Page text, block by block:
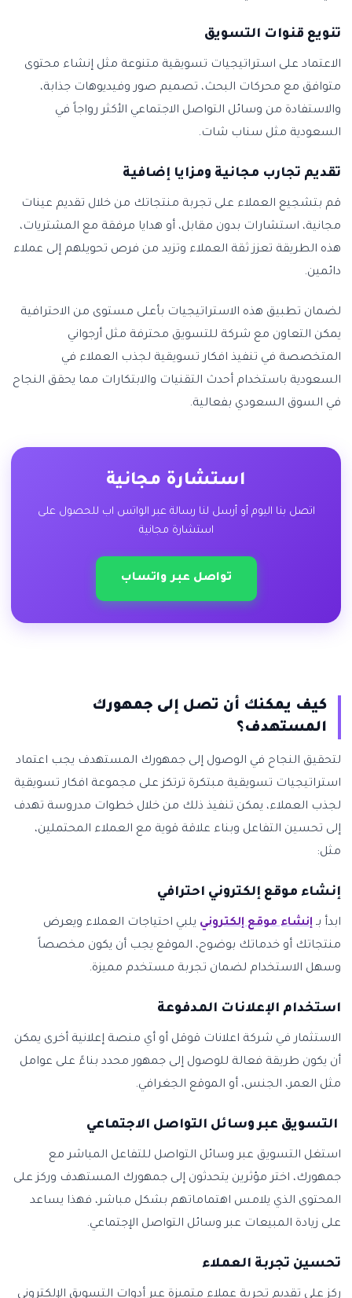
تنويع قنوات التسويق
الاعتماد على استراتيجيات تسويقية متنوعة مثل إنشاء محتوى
متوافق مع محركات البحث، تصميم صور وفيديوهات جذابة،
والاستفادة من وسائل التواصل الاجتماعي الأكثر رواجاً في
السعودية مثل سناب شات.
تقديم تجارب مجانية ومزايا إضافية
قم بتشجيع العملاء على تجربة منتجاتك من خلال تقديم عينات
مجانية، استشارات بدون مقابل، أو هدايا مرفقة مع المشتريات،
هذه الطريقة تعزز ثقة العملاء وتزيد من فرص تحويلهم إلى عملاء
دائمين.
لضمان تطبيق هذه الاستراتيجيات بأعلى مستوى من الاحترافية
يمكن التعاون مع شركة للتسويق محترفة مثل أرجواني
المتخصصة في تنفيذ افكار تسويقية لجذب العملاء في
السعودية باستخدام أحدث التقنيات والابتكارات مما يحقق النجاح
في السوق السعودي بفعالية.
استشارة مجانية
اتصل بنا اليوم أو أرسل لنا رسالة عبر الواتس اب للحصول على
استشارة مجانية
تواصل عبر واتساب
كيف يمكنك أن تصل إلى جمهورك
المستهدف؟
لتحقيق النجاح في الوصول إلى جمهورك المستهدف يجب اعتماد
استراتيجيات تسويقية مبتكرة ترتكز على مجموعة افكار تسويقية
لجذب العملاء، يمكن تنفيذ ذلك من خلال خطوات مدروسة تهدف
إلى تحسين التفاعل وبناء علاقة قوية مع العملاء المحتملين،
مثل:
إنشاء موقع إلكتروني احترافي
ابدأ بـ إنشاء موقع إلكتروني يلبي احتياجات العملاء ويعرض
منتجاتك أو خدماتك بوضوح، الموقع يجب أن يكون مخصصاً
وسهل الاستخدام لضمان تجربة مستخدم مميزة.
استخدام الإعلانات المدفوعة
الاستثمار في شركة اعلانات قوقل أو أي منصة إعلانية أخرى يمكن
أن يكون طريقة فعالة للوصول إلى جمهور محدد بناءً على عوامل
مثل العمر، الجنس، أو الموقع الجغرافي.
التسويق عبر وسائل التواصل الاجتماعي
استغل التسويق عبر وسائل التواصل للتفاعل المباشر مع
جمهورك، اختر مؤثرين يتحدثون إلى جمهورك المستهدف وركز على
المحتوى الذي يلامس اهتماماتهم بشكل مباشر، فهذا يساعد
على زيادة المبيعات عبر وسائل التواصل الإجتماعي.
تحسين تجربة العملاء
ركز على تقديم تجربة عملاء متميزة عبر أدوات التسويق الإلكتروني